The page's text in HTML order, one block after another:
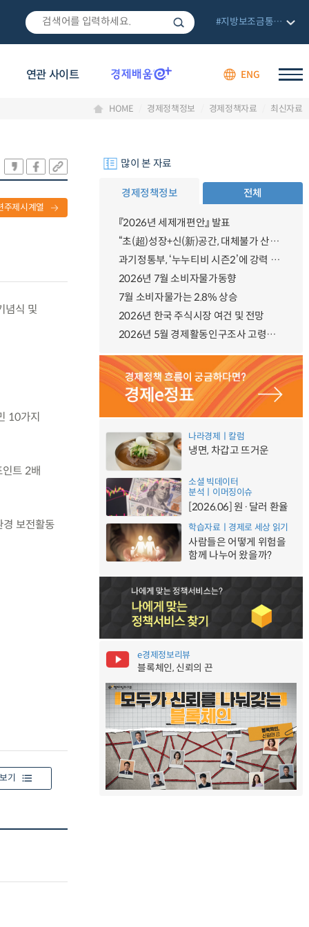
연관 사이트 ENG
#지방보조금통합관리망
HOME 경제정책정보 경제정책자료 최신자료
주제시계열
념식 및
10가지
트 2배
보전활동
기
많이 본 자료
경제정책정보 전체
『2026년 세제개편안』 발표
“초(超)성장+신(新)공간, 대체불가 산업강국”
과기정통부, ‘누누티비 시즌2’에 강력 대응 의지 밝혀
2026년 7월 소비자물가동향
7월 소비자물가는 2.8% 상승
2026년 한국 주식시장 여건 및 전망
2026년 5월 경제활동인구조사 고령층 부가조사 결과
나라경제ㅣ칼럼
냉면, 차갑고 뜨거운
소셜 빅데이터
분석ㅣ이머징이슈
[2026.06] 원·달러 환율
학습자료ㅣ경제로 세상 읽기
사람들은 어떻게 위험을
함께 나누어 왔을까?
e경제정보리뷰
블록체인, 신뢰의 끈